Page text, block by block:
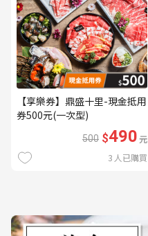
【享樂券】鼎盛十里-現金抵用
券500元(一次型)
500 $490元
3 人已購買